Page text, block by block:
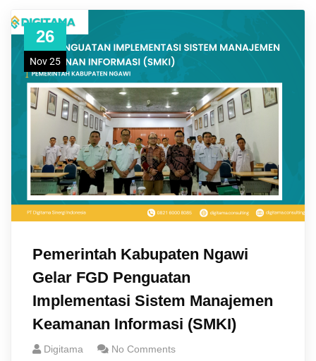
26
Nov 25
Pemerintah Kabupaten Ngawi
Gelar FGD Penguatan
Implementasi Sistem Manajemen
Keamanan Informasi (SMKI)
Digitama No Comments